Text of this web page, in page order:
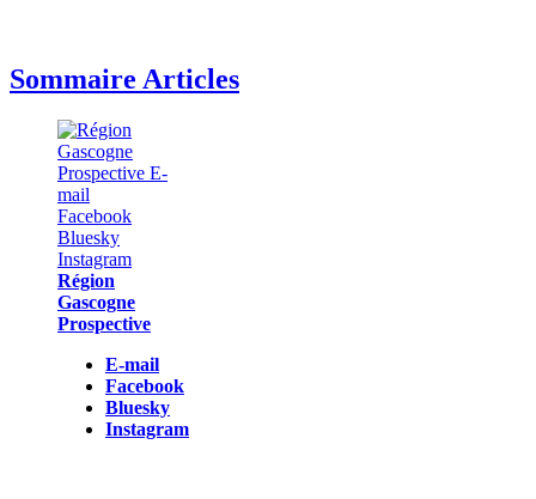
Sommaire Articles
Région
Gascogne
Prospective
E-mail
Facebook
Bluesky
Instagram